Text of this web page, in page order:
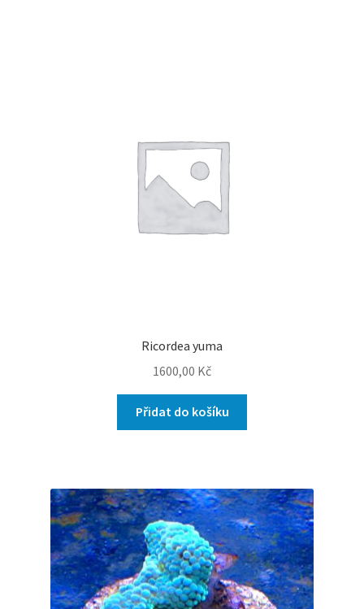
Ricordea yuma
1600,00 Kč
Přidat do košíku